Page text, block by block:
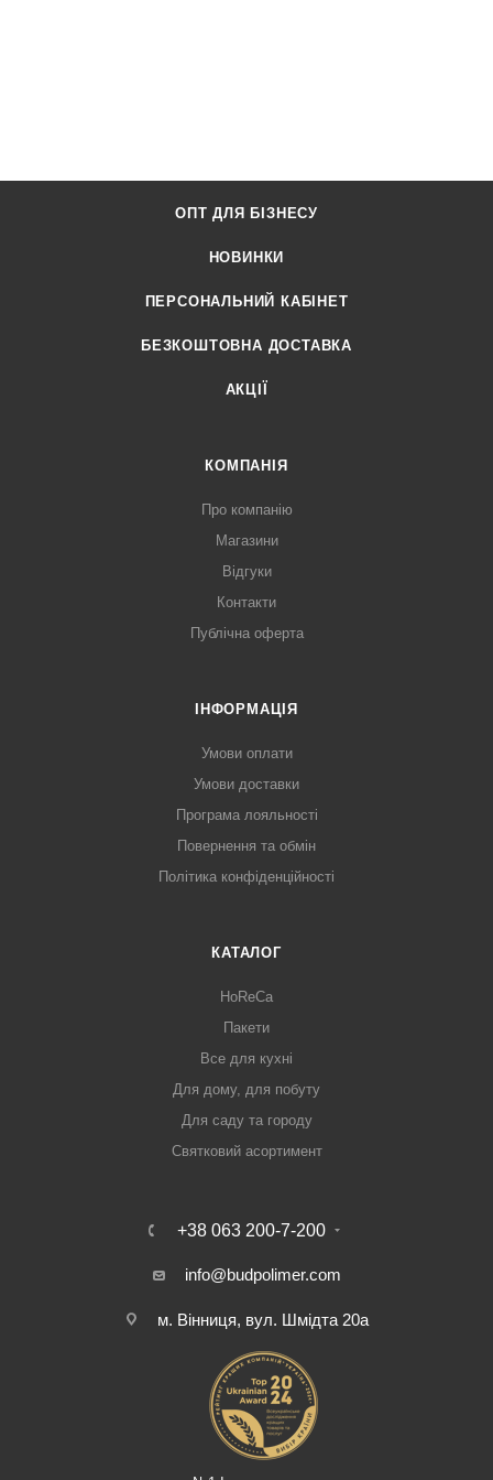
ОПТ ДЛЯ БІЗНЕСУ
НОВИНКИ
ПЕРСОНАЛЬНИЙ КАБІНЕТ
БЕЗКОШТОВНА ДОСТАВКА
АКЦІЇ
КОМПАНІЯ
Про компанію
Магазини
Відгуки
Контакти
Публічна оферта
ІНФОРМАЦІЯ
Умови оплати
Умови доставки
Програма лояльності
Повернення та обмін
Політика конфіденційності
КАТАЛОГ
HoReCa
Пакети
Все для кухні
Для дому, для побуту
Для саду та городу
Святковий асортимент
+38 063 200-7-200
info@budpolimer.com
м. Вінниця, вул. Шмідта 20а